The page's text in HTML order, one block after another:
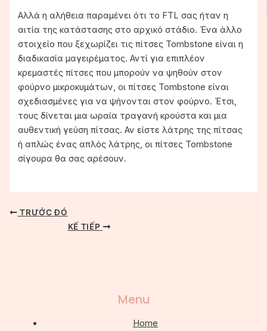
Αλλά η αλήθεια παραμένει ότι το FTL σας ήταν η
αιτία της κατάστασης στο αρχικό στάδιο. Ένα άλλο
στοιχείο που ξεχωρίζει τις πίτσες Tombstone είναι η
διαδικασία μαγειρέματος. Αντί για επιπλέον
κρεμαστές πίτσες που μπορούν να ψηθούν στον
φούρνο μικροκυμάτων, οι πίτσες Tombstone είναι
σχεδιασμένες για να ψήνονται στον φούρνο. Έτσι,
τους δίνεται μια ωραία τραγανή κρούστα και μια
αυθεντική γεύση πίτσας. Αν είστε λάτρης της πίτσας
ή απλώς ένας απλός λάτρης, οι πίτσες Tombstone
σίγουρα θα σας αρέσουν.
TRƯỚC ĐÓ
KẾ TIẾP
Menu
Home